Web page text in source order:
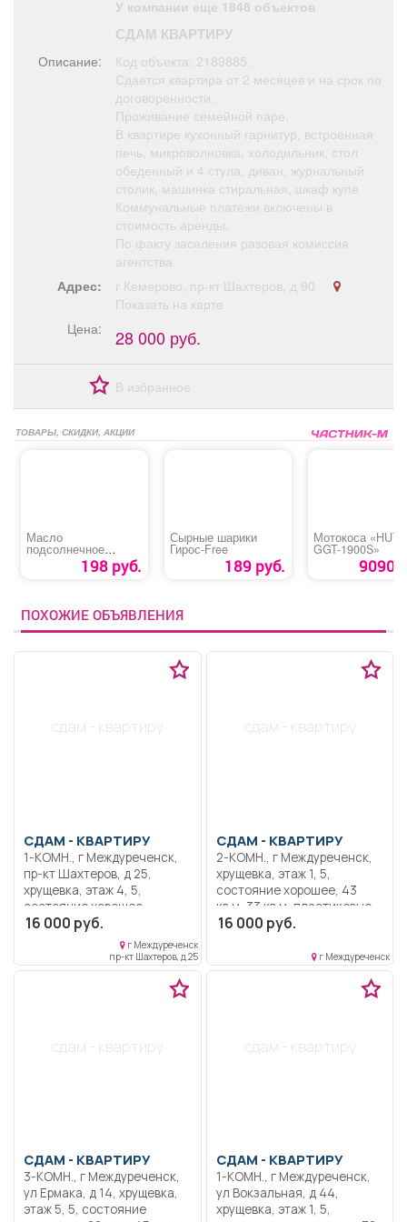
Обучение Проекты
Поздравления
Я - пенсионер
У компании еще 1848 объектов
СДАМ КВАРТИРУ
Описание:
Код объекта: 2189885.
Сдается квартира от 2 месяцев и на срок по
договоренности.
Проживание семейной паре.
В квартире кухонный гарнитур, встроенная
печь, микроволновка, холодильник, стол
обеденный и 4 стула, диван, журнальный
столик, машинка стиральная, шкаф купе
Коммунальные платежи включены в
стоимость аренды.
По факту заселения разовая комиссия
агентства
Адрес:
г Кемерово, пр-кт Шахтеров, д 90
Показать на карте
Цена:
28 000 руб.
В избранное
ТОВАРЫ, СКИДКИ, АКЦИИ
Масло
подсолнечное
«Слобода» для
жарки и фритюра
198 руб.
Сырные шарики
Гирос‑Free
189 руб.
Мотокоса
GGT-1900S»
9090
ПОХОЖИЕ ОБЪЯВЛЕНИЯ
сдам - квартиру
СДАМ - КВАРТИРУ
1-КОМН., г Междуреченск,
пр-кт Шахтеров, д 25,
хрущевка, этаж 4, 5,
состояние хорошее,
Оплата вперёд за месяц +
16 000 руб.
г Междуреченск
пр-кт Шахтеров, д 25
сдам - квартиру
СДАМ - КВАРТИРУ
2-КОМН., г Междуреченск,
хрущевка, этаж 1, 5,
состояние хорошее, 43
кв.м, 33 кв.м, пластиковые
окна, не угловая, без
длительный срок, бытовая
техника, меблирована, 101
квартал. Кирпичный дом.
16 000 руб.
г Междуреченск
сдам - квартиру
СДАМ - КВАРТИРУ
3-КОМН., г Междуреченск,
ул Ермака, д 14, хрущевка,
этаж 5, 5, состояние
сдам - квартиру
СДАМ - КВАРТИРУ
1-КОМН., г Междуреченск,
ул Вокзальная, д 44,
хрущевка, этаж 1, 5,